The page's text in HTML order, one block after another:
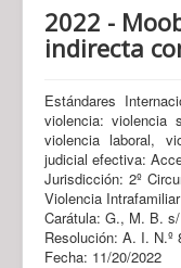
2022 -
indirecta
Estándares
violencia: violencia
violencia laboral,
judicial efectiva:
Jurisdicción: 2º
Violencia Intrafamiliar
Carátula: G., M. B.
Resolución: A. I. N.º
Fecha: 11/20/2022